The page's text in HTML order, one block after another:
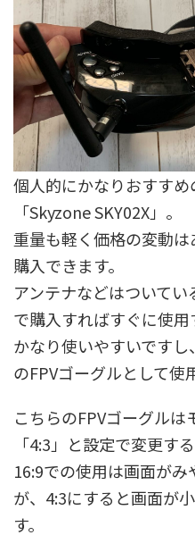
個人的にかなりおすす
「Skyzone SKY02X」。
重量も軽く価格の変動
購入できます。
アンテナなどはついて
で購入すればすぐに使用
かなり使いやすいです
のFPVゴーグルとして使
こちらのFPVゴーグルは
「4:3」と設定で変更す
16:9での使用は画面が
が、4:3にすると画面が
す。